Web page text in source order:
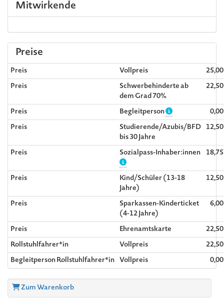
Mitwirkende
Preise
Preis Vollpreis
Preis
Schwerbehinderte ab
dem Grad 70%
Preis Begleitperson
Preis
Studierende/Azubis/BFD
bis 30 Jahre
Preis Sozialpass-Inhaber:innen
Preis
Kind/Schüler (13-18
Jahre)
Preis
Sparkassen-Kinderticket
(4-12 Jahre)
Preis Ehrenamtskarte
Rollstuhlfahrer*in
Vollpreis
Begleitperson Rollstuhlfahrer*in
Vollpreis
Zum Warenkorb